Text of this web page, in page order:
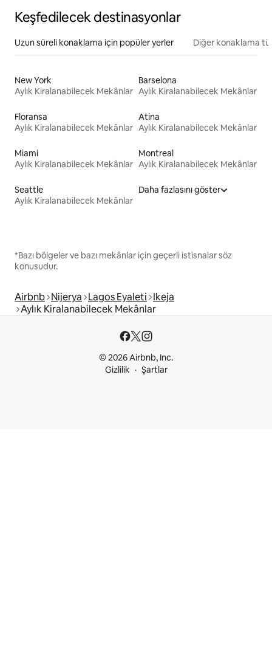
Keşfedilecek destinasyonlar
Uzun süreli konaklama için popüler yerler Diğer konaklama
New York
Aylık Kiralanabilecek Mekânlar
Barselona
Aylık Kiralanabilecek Mekânlar
Floransa
Aylık Kiralanabilecek Mekânlar
Atina
Aylık Kiralanabilecek Mekânlar
Miami
Aylık Kiralanabilecek Mekânlar
Montreal
Aylık Kiralanabilecek Mekânlar
Seattle
Aylık Kiralanabilecek Mekânlar
Daha fazlasını göster
*Bazı bölgeler ve bazı mekânlar için geçerli istisnalar söz
konusudur.
Airbnb Nijerya Lagos Eyaleti Ikeja
Aylık Kiralanabilecek Mekânlar
© 2026 Airbnb, Inc.
Gizlilik
Şartlar